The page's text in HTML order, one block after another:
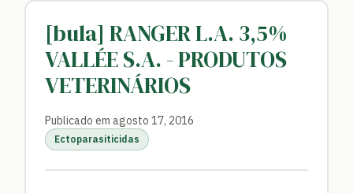
[bula] RANGER L.A. 3,5%
VALLÉE S.A. - PRODUTOS
VETERINÁRIOS
Publicado em agosto 17, 2016
Ectoparasiticidas